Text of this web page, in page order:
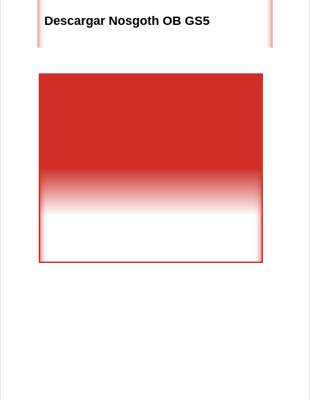
Descargar Nosgoth OB GS5